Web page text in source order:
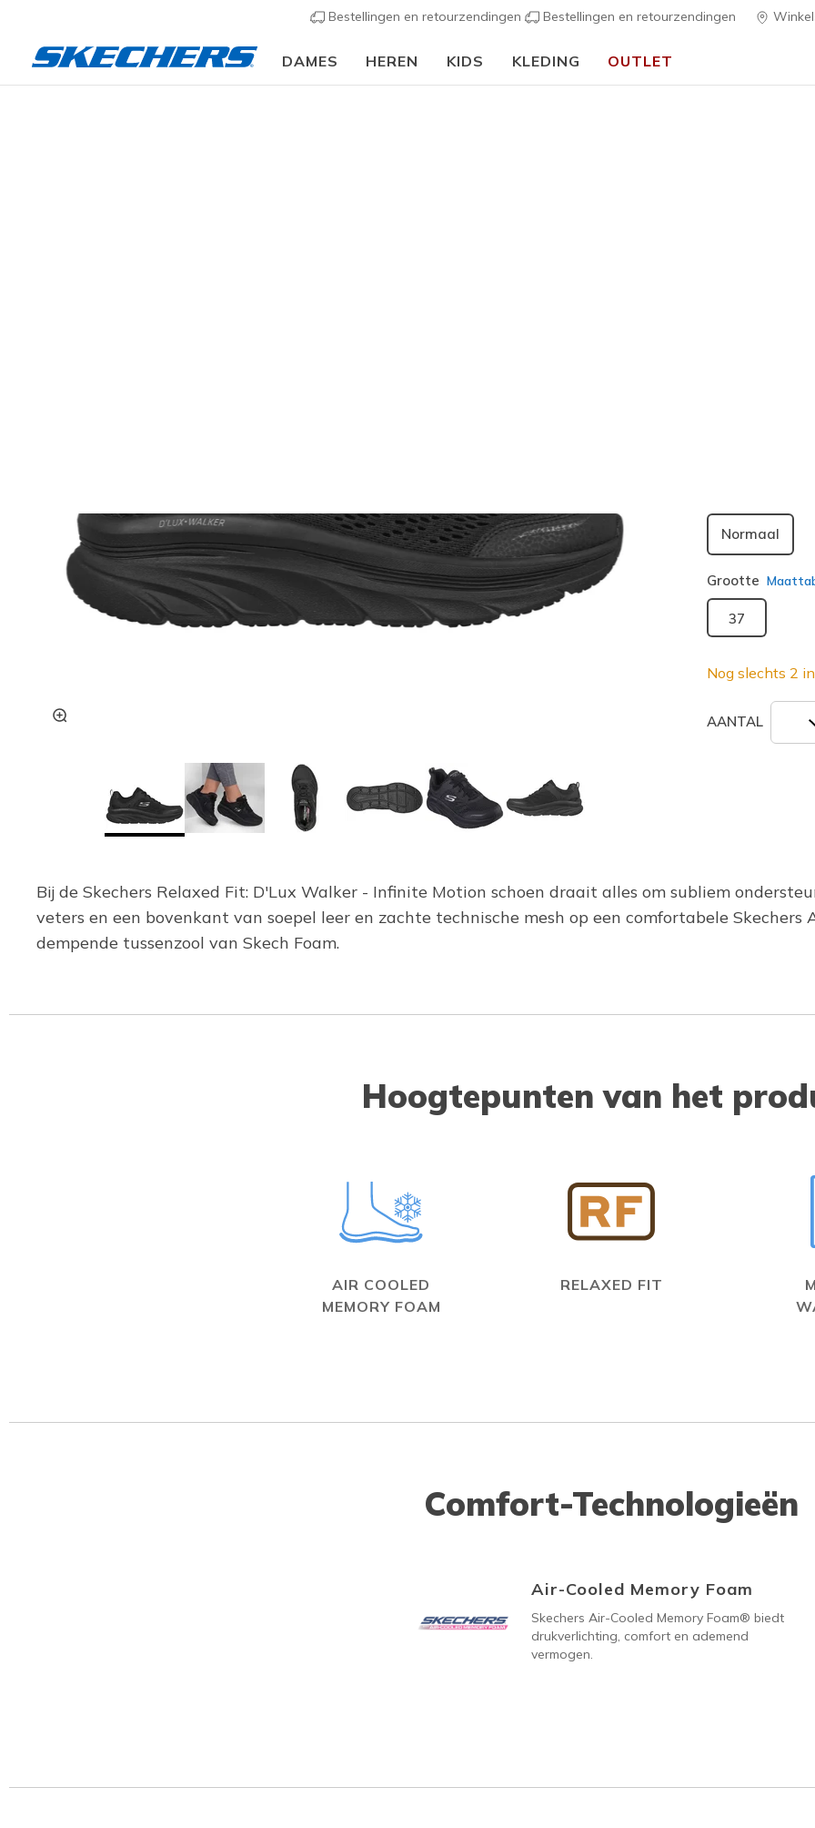
Bestellingen en retourzendingen Bestellingen en retourzendingen
DAMES HEREN KIDS KLEDING OUTLET
Normaal
Grootte
37
Nog slechts 2
AANTAL
Bij de Skechers Relaxed Fit: D'Lux Walker - Infinite Motion schoen draait alles om subliem
veters en een bovenkant van soepel leer en zachte technische mesh op een comfortabele Skechers
dempende tussenzool van Skech Foam.
Hoogtepunten van het
AIR COOLED
MEMORY FOAM
RELAXED FIT
Comfort-Technologieën
Air-Cooled Memory Foam
Skechers Air-Cooled Memory Foam® biedt
drukverlichting, comfort en ademend
vermogen.